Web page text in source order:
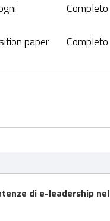
Completo
paper
Completo
di e-leadership nel